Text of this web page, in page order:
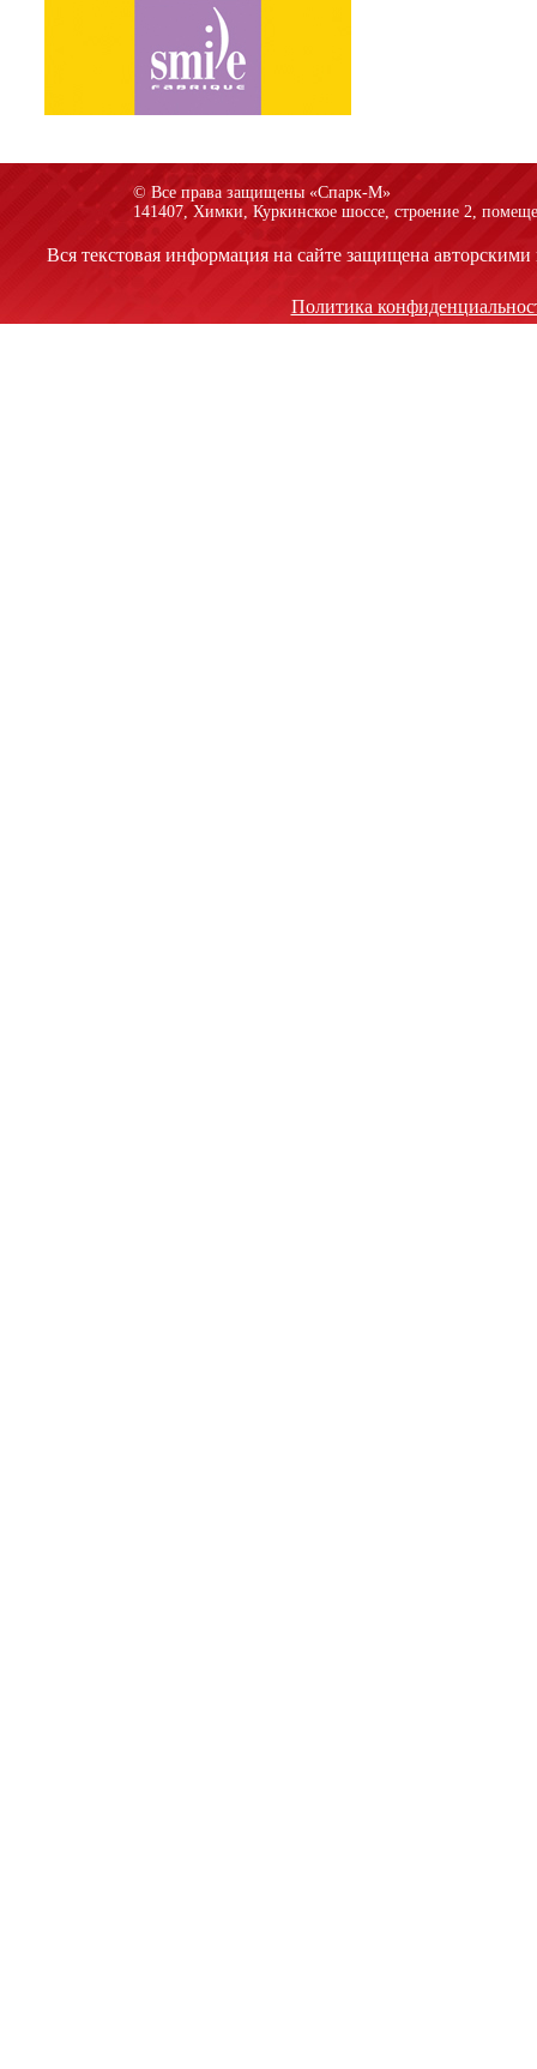
© Все права защищены «Спарк-M»
141407, Химки, Куркинское шоссе, строение 2,
Вся текстовая информация на сайте защищена
Политика